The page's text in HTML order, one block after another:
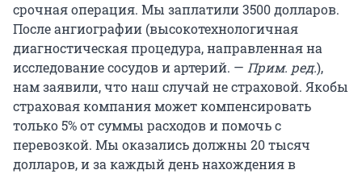
срочная операция. Мы заплатили 3500 долларов.
После ангиографии (высокотехнологичная
диагностическая процедура, направленная на
исследование сосудов и артерий. — Прим. ред.),
нам заявили, что наш случай не страховой. Якобы
страховая компания может компенсировать
только 5% от суммы расходов и помочь с
перевозкой. Мы оказались должны 20 тысяч
долларов, и за каждый день нахождения в